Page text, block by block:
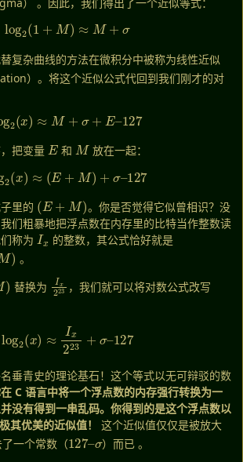
log ( +M )≈M+ σ
复杂曲线的方法在微积分中被称为线性近似
） 。将这个近似公式代回到我们刚才的对
log2 x) ≈M + + E 127
把变量
E
和
M
放在一起：
log2 (x) ≈(E + M)+σ – 127
里的
(E+ )
。你是否觉得它似曾相识？没
们粗暴地把浮点数在内存里的比特当作整数读
称为
Ix
的整数，其公式恰好就是
。
替换为
x 23
，我们就可以将对数公式改写
223
垂青史的理论基石！这个等式以无可辩驳的数
C 语言中将一个浮点数的内存强行转换为一
没有得到一串乱码。你得到的是这个浮点数以
其优美的近似值！
这个近似值仅仅是被放大
一个常数（
127
σ
）而已。